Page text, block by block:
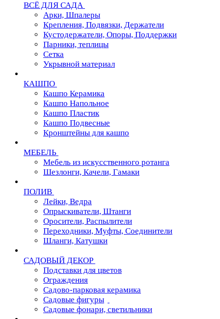
ВСЁ ДЛЯ САДА
Арки, Шпалеры
Крепления, Подвязки, Держатели
Кустодержатели, Опоры, Поддержки
Парники, теплицы
Сетка
Укрывной материал
КАШПО
Кашпо Керамика
Кашпо Напольное
Кашпо Пластик
Кашпо Подвесные
Кронштейны для кашпо
МЕБЕЛЬ
Мебель из искусственного ротанга
Шезлонги, Качели, Гамаки
ПОЛИВ
Лейки, Ведра
Опрыскиватели, Штанги
Оросители, Распылители
Переходники, Муфты, Соединители
Шланги, Катушки
САДОВЫЙ ДЕКОР
Подставки для цветов
Ограждения
Садово-парковая керамика
Садовые фигуры
Садовые фонари, светильники